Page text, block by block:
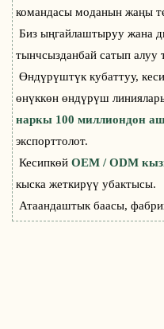
командасы моданын жаңы
Биз ыңгайлаштыруу жана
тынчсызданбай сатып
Өндүрүштүк кубаттуу,
өнүккөн өндүрүш
наркы 100 миллиондон
экспорттолот.
КесипкөйOEM / ODM
кыска жеткирүү убактысы.
Атаандаштык баасы,